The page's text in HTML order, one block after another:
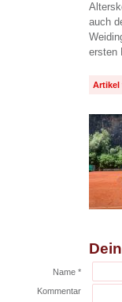
auch
ersten
Artikel
Name *
Kommentar